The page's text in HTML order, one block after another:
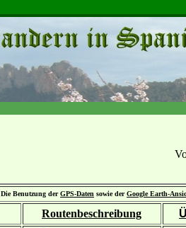
Die Benutzung derGPS-Daten sowie derGoogle Earth-
Routenbeschreibung